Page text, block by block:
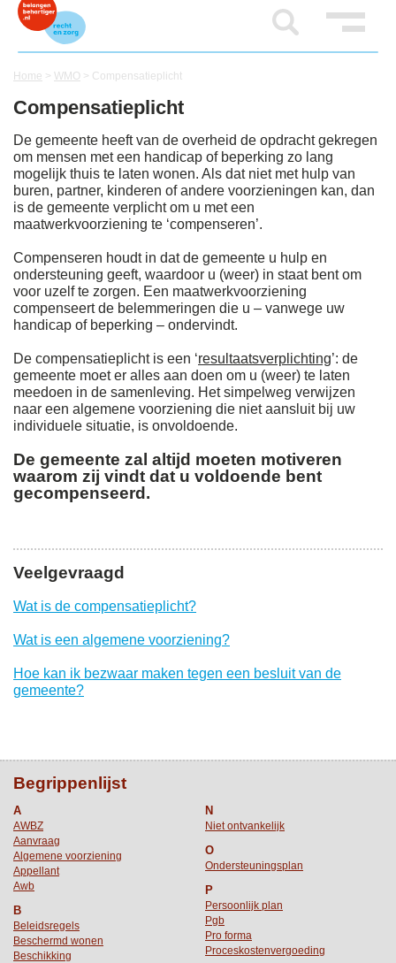
Home > WMO > Compensatieplicht
Compensatieplicht
De gemeente heeft van de overheid de opdracht gekregen
om mensen met een handicap of beperking zo lang
mogelijk thuis te laten wonen. Als dat niet met hulp van
buren, partner, kinderen of andere voorzieningen kan, dan
is de gemeente verplicht om u met een
maatwerkvoorziening te ‘compenseren’.
Compenseren houdt in dat de gemeente u hulp en
ondersteuning geeft, waardoor u (weer) in staat bent om
voor uzelf te zorgen. Een maatwerkvoorziening
compenseert de belemmeringen die u – vanwege uw
handicap of beperking – ondervindt.
De compensatieplicht is een ‘resultaatsverplichting’: de
gemeente moet er alles aan doen om u (weer) te laten
meedoen in de samenleving. Het simpelweg verwijzen
naar een algemene voorziening die niet aansluit bij uw
individuele situatie, is onvoldoende.
De gemeente zal altijd moeten motiveren
waarom zij vindt dat u voldoende bent
gecompenseerd.
Veelgevraagd
Wat is de compensatieplicht?
Wat is een algemene voorziening?
Hoe kan ik bezwaar maken tegen een besluit van de
gemeente?
Begrippenlijst
A
AWBZ
Aanvraag
Algemene voorziening
Appellant
Awb
B
Beleidsregels
Beschermd wonen
Beschikking
N
Niet ontvankelijk
O
Ondersteuningsplan
P
Persoonlijk plan
Pgb
Pro forma
Proceskostenvergoeding